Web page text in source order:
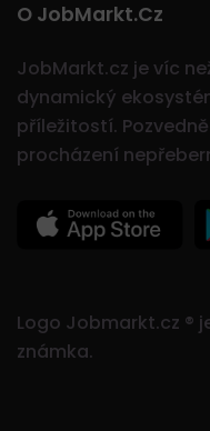
O JobMarkt.cz
JobMarkt.cz je víc
dynamický
příležitostí.
procházení
Logo Jobmarkt.cz ®
známka.